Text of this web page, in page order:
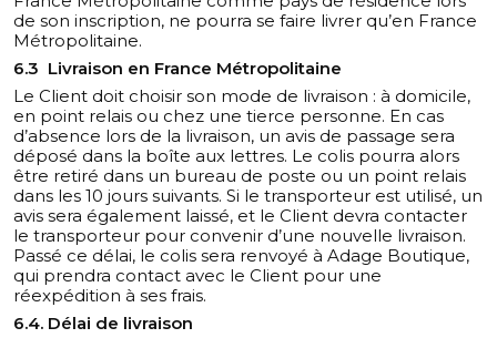
de son inscription, ne pourra se faire livrer qu’en France
Métropolitaine.
6.3 Livraison en France Métropolitaine
Le Client doit choisir son mode de livraison : à domicile,
en point relais ou chez une tierce personne. En cas
d’absence lors de la livraison, un avis de passage sera
déposé dans la boîte aux lettres. Le colis pourra alors
être retiré dans un bureau de poste ou un point relais
dans les 10 jours suivants. Si le transporteur est utilisé, un
avis sera également laissé, et le Client devra contacter
le transporteur pour convenir d’une nouvelle livraison.
Passé ce délai, le colis sera renvoyé à Adage Boutique,
qui prendra contact avec le Client pour une
réexpédition à ses frais.
6.4. Délai de livraison